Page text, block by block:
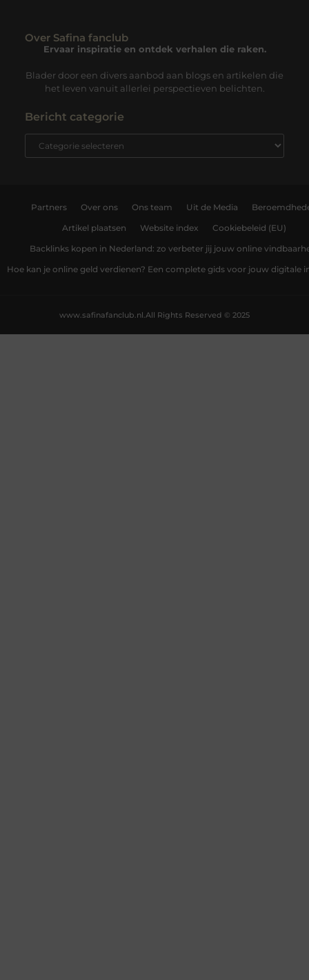
Over Safina fanclub
Ervaar inspiratie en ontdek verhalen die raken.
Blader door een divers aanbod aan blogs en artikelen die
het leven vanuit allerlei perspectieven belichten.
Bericht categorie
Partners Over ons Ons team Uit de Media
Artikel plaatsen Website index Cookiebeleid (EU)
Backlinks kopen in Nederland: zo verbeter jij jouw online
Hoe kan je online geld verdienen? Een complete gids voor jouw digitale
All Rights Reserved © 2025
www.safinafanclub.nl.